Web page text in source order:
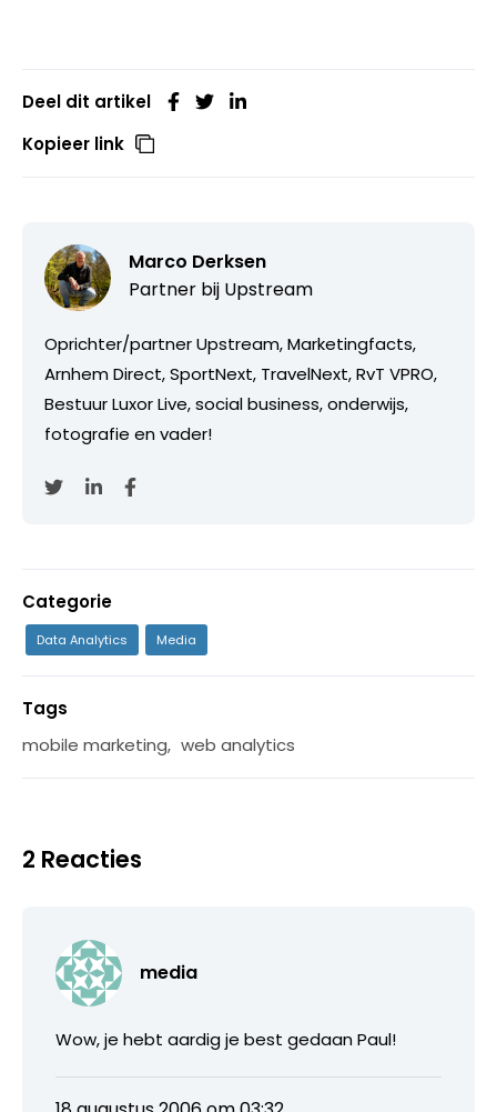
Deel dit artikel
Kopieer link
Marco Derksen
Partner bij Upstream
Oprichter/partner Upstream, Marketingfacts,
Arnhem Direct, SportNext, TravelNext, RvT VPRO,
Bestuur Luxor Live, social business, onderwijs,
fotografie en vader!
Categorie
Data Analytics Media
Tags
mobile marketing, web analytics
2 Reacties
media
Wow, je hebt aardig je best gedaan Paul!